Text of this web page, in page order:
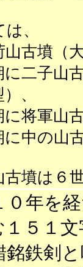
、
山古墳（
に二子山
、
に将軍山
に中の山
古墳は６
０年を
１５１
銘鉄剣